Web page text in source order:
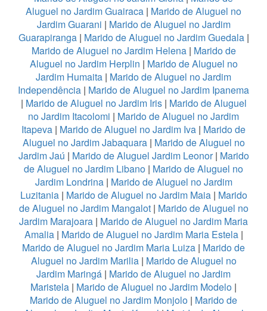
Aluguel no Jardim Guairaca | Marido de Aluguel no
Jardim Guarani | Marido de Aluguel no Jardim
Guarapiranga| Marido de Aluguel no Jardim Guedala|
Marido de Aluguel no Jardim Helena| Marido de
Aluguel no Jardim Herplin | Marido de Aluguel no
Jardim Humaita | Marido de Aluguel no Jardim
Independência | Marido de Aluguel no Jardim Ipanema
| Marido de Aluguel no Jardim Iris| Marido de Aluguel
no Jardim Itacolomi | Marido de Aluguel no Jardim
Itapeva | Marido de Aluguel no Jardim Iva | Marido de
Aluguel no Jardim Jabaquara| Marido de Aluguel no
Jardim Jaú | Marido de Aluguel Jardim Leonor| Marido
de Aluguel no Jardim Libano | Marido de Aluguel no
Jardim Londrina| Marido de Aluguel no Jardim
Luzitania| Marido de Aluguel no Jardim Maia| Marido
de Aluguel no Jardim Mangalot| Marido de Aluguel no
Jardim Marajoara | Marido de Aluguel no Jardim Maria
Amalia| Marido de Aluguel no Jardim Maria Estela|
Marido de Aluguel no Jardim Maria Luiza | Marido de
Aluguel no Jardim Marilia| Marido de Aluguel no
Jardim Maringá | Marido de Aluguel no Jardim
Maristela | Marido de Aluguel no Jardim Modelo |
Marido de Aluguel no Jardim Monjolo | Marido de